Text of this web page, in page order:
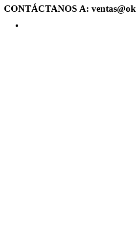
CONTÁCTANOS A: